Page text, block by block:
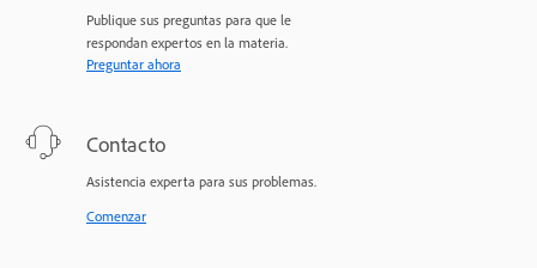
Publique sus preguntas para que le
respondan expertos en la materia.
Preguntar ahora
Contacto
Asistencia experta para sus problemas.
Comenzar